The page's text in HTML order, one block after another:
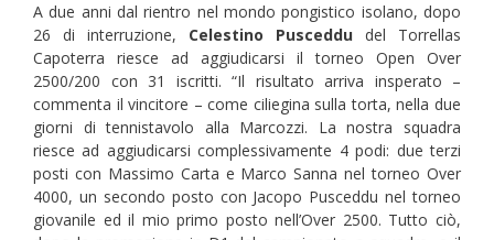
A due anni dal rientro nel mondo pongistico isolano, dopo
26 di interruzione, Celestino Pusceddu del Torrellas
Capoterra riesce ad aggiudicarsi il torneo Open Over
2500/200 con 31 iscritti. “Il risultato arriva insperato –
commenta il vincitore – come ciliegina sulla torta, nella due
giorni di tennistavolo alla Marcozzi. La nostra squadra
riesce ad aggiudicarsi complessivamente 4 podi: due terzi
posti con Massimo Carta e Marco Sanna nel torneo Over
4000, un secondo posto con Jacopo Pusceddu nel torneo
giovanile ed il mio primo posto nell’Over 2500. Tutto ciò,